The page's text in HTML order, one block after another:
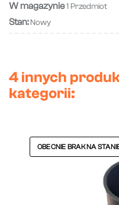
W magazynie1 Przedmiot
Stan: Nowy
4 innych
kategorii:
OBECNIE BRAK NA